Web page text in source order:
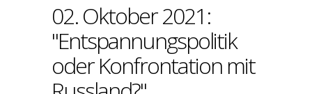
02. Oktober 2021:
"Entspannungspolitik
oder Konfrontation mit